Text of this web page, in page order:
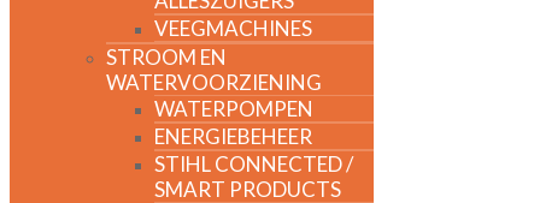
VEEGMACHINES
STROOM EN
WATERVOORZIENING
WATERPOMPEN
ENERGIEBEHEER
STIHL CONNECTED /
SMART PRODUCTS